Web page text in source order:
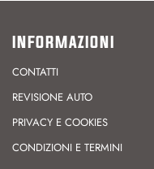
INFORMAZIONI
CONTATTI
REVISIONE AUTO
PRIVACY E COOKIES
CONDIZIONI E TERMINI